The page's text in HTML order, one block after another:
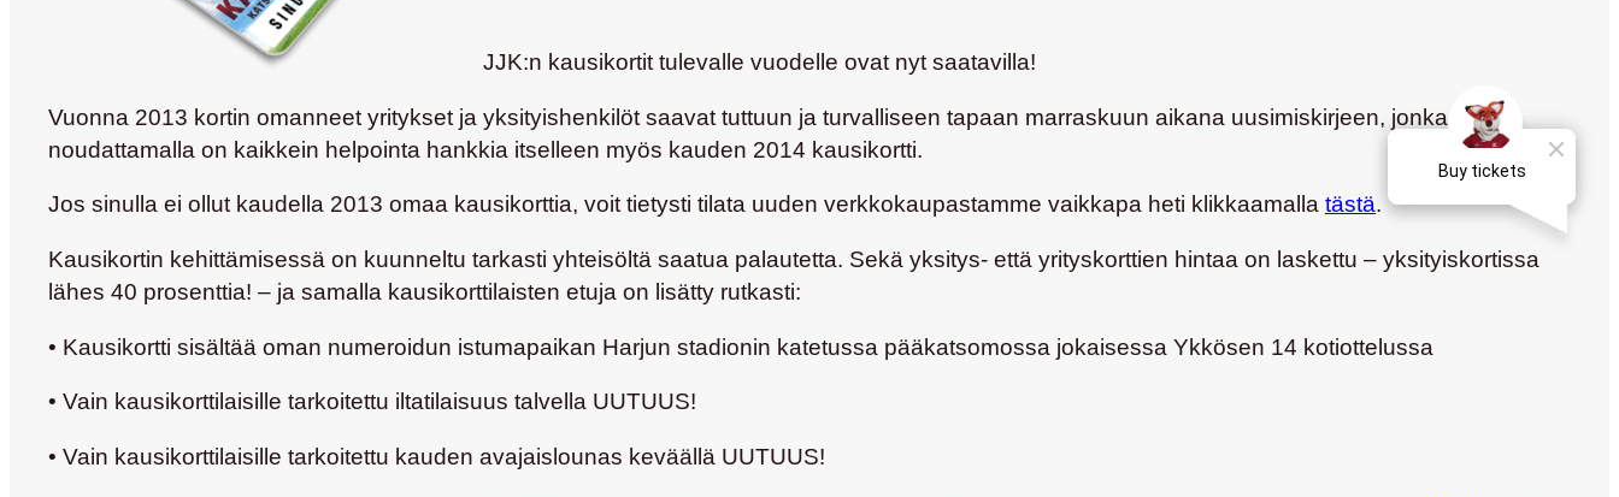
JJK:n kausikortit tulevalle vuodelle ovat nyt saatavilla!
Vuonna 2013 kortin omanneet yritykset ja yksityishenkilöt saavat tuttuun ja turvalliseen tapaan marraskuun aikana uusimiskirjeen, jonka ohjeita
noudattamalla on kaikkein helpointa hankkia itselleen myös kauden 2014 kausikortti.
Jos sinulla ei ollut kaudella 2013 omaa kausikorttia, voit tietysti tilata uuden verkkokaupastamme vaikkapa heti klikkaamalla tästä.
Kausikortin kehittämisessä on kuunneltu tarkasti yhteisöltä saatua palautetta. Sekä yksitys- että yrityskorttien hintaa on laskettu – yksityiskortissa
lähes 40 prosenttia! – ja samalla kausikorttilaisten etuja on lisätty rutkasti:
• Kausikortti sisältää oman numeroidun istumapaikan Harjun stadionin katetussa pääkatsomossa jokaisessa Ykkösen 14 kotiottelussa
• Vain kausikorttilaisille tarkoitettu iltatilaisuus talvella UUTUUS!
• Vain kausikorttilaisille tarkoitettu kauden avajaislounas keväällä UUTUUS!